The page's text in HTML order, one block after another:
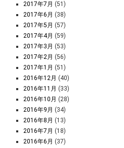
2017年7月 (51)
2017年6月 (38)
2017年5月 (57)
2017年4月 (59)
2017年3月 (53)
2017年2月 (56)
2017年1月 (51)
2016年12月 (40)
2016年11月 (33)
2016年10月 (28)
2016年9月 (34)
2016年8月 (13)
2016年7月 (18)
2016年6月 (37)